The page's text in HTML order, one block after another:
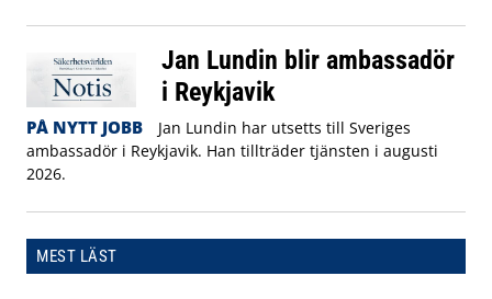
Jan Lundin blir ambassadör
i Reykjavik
PÅ NYTT JOBB
Jan Lundin har utsetts till Sveriges
ambassadör i Reykjavik. Han tillträder tjänsten i augusti
2026.
MEST LÄST